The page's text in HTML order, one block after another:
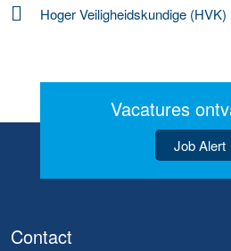
Hoger Veiligheidskundige (HVK)
Vacatures
Job Alert
Contact